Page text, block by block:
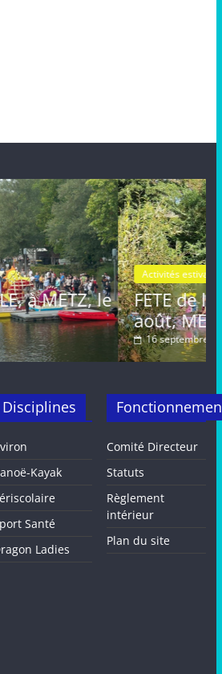
Actualités
la MIRABELLE, dimanche
2024 Carine MARAT
Disciplines
Kayak
Santé
Ladies
Comité Directeur
Statuts
Règlement
intérieur
Plan du site